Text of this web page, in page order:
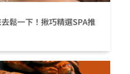
鬆一下！揪巧精選SPA推